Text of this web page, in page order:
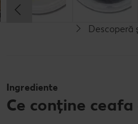
Descoperă
Ingrediente
Ce conține